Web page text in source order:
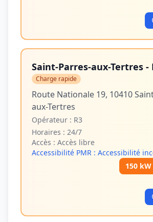
Saint-Parres-aux-Tertres -
Charge rapide
Route Nationale 19, 10410
aux-Tertres
Opérateur : R3
Horaires : 24/7
Accès : Accès libre
Accessibilité PMR : Accessibilité
150 kW